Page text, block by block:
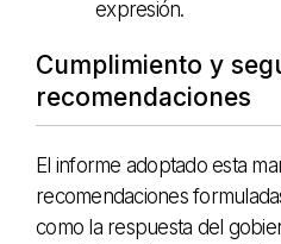
expresión.
Cumplimiento y
recomendaciones
El informe adoptado esta
recomendaciones
como la respuesta del